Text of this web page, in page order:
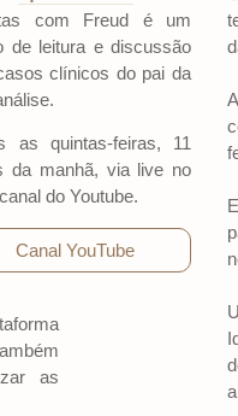
as
com Freud é um
de leitura e discussão
clínicos do pai da
as quintas-feiras, 11
da manhã, via live no
do Youtube.
Canal YouTube